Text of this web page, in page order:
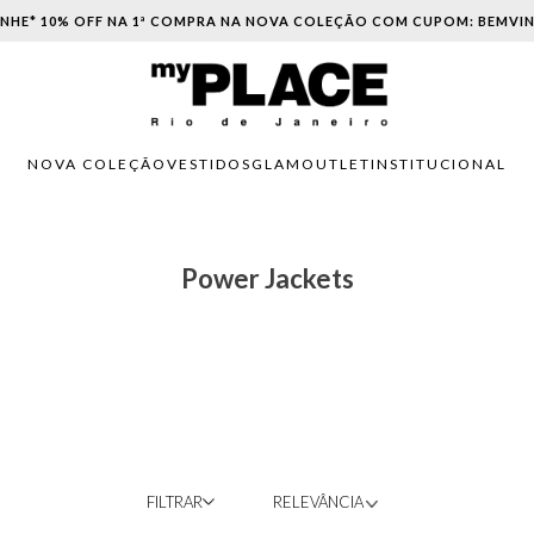
PARCELAMENTO EM ATÉ 6X SEM JUROS. APROVEITE!
NOVA COLEÇÃO VESTIDOSGLAM OUTLETINSTITUCIONAL
Power Jackets
FILTRAR RELEVÂNCIA